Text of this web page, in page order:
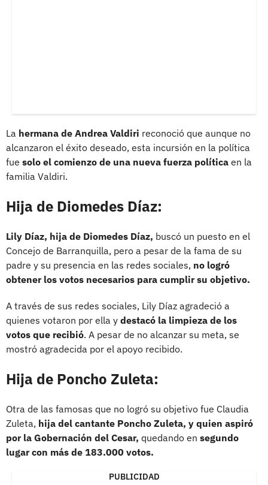
La hermana de Andrea Valdiri reconoció que aunque no
alcanzaron el éxito deseado, esta incursión en la política
fue solo el comienzo de una nueva fuerza política en la
familia Valdiri.
Hija de Diomedes Díaz:
Lily Díaz, hija de Diomedes Díaz, buscó un puesto en el
Concejo de Barranquilla, pero a pesar de la fama de su
padre y su presencia en las redes sociales, no logró
obtener los votos necesarios para cumplir su objetivo.
A través de sus redes sociales, Lily Díaz agradeció a
quienes votaron por ella y destacó la limpieza de los
votos que recibió. A pesar de no alcanzar su meta, se
mostró agradecida por el apoyo recibido.
Hija de Poncho Zuleta:
Otra de las famosas que no logró su objetivo fue Claudia
Zuleta, hija del cantante Poncho Zuleta, y quien aspiró
por la Gobernación del Cesar, quedando en segundo
lugar con más de 183.000 votos.
PUBLICIDAD